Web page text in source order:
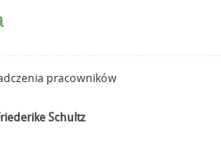
pracowników
Schultz